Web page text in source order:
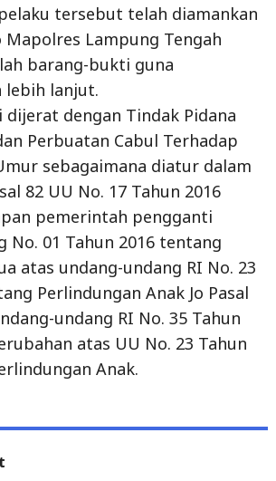
barang-bukti guna
lebih lanjut.
dengan Tindak Pidana
Perbuatan Cabul Terhadap
sebagaimana diatur dalam
82 UU No. 17 Tahun 2016
pemerintah pengganti
No. 01 Tahun 2016 tentang
atas undang-undang RI No. 23
Perlindungan Anak Jo Pasal
undang RI No. 35 Tahun
atas UU No. 23 Tahun
Anak.
post:
Gelar Kegiatan Pemagangan
2023